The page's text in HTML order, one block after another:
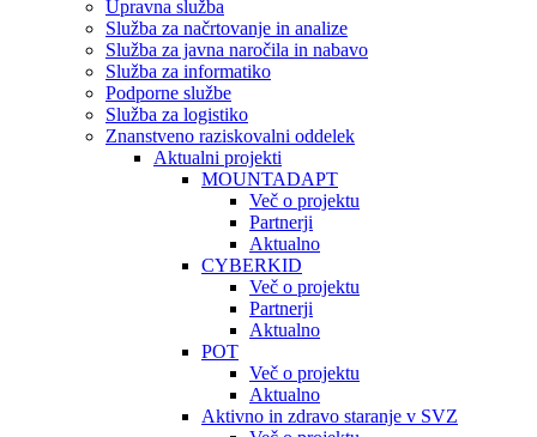
Upravna služba
Služba za načrtovanje in analize
Služba za javna naročila in nabavo
Služba za informatiko
Podporne službe
Služba za logistiko
Znanstveno raziskovalni oddelek
Aktualni projekti
MOUNTADAPT
Več o projektu
Partnerji
Aktualno
CYBERKID
Več o projektu
Partnerji
Aktualno
POT
Več o projektu
Aktualno
Aktivno in zdravo staranje v SVZ